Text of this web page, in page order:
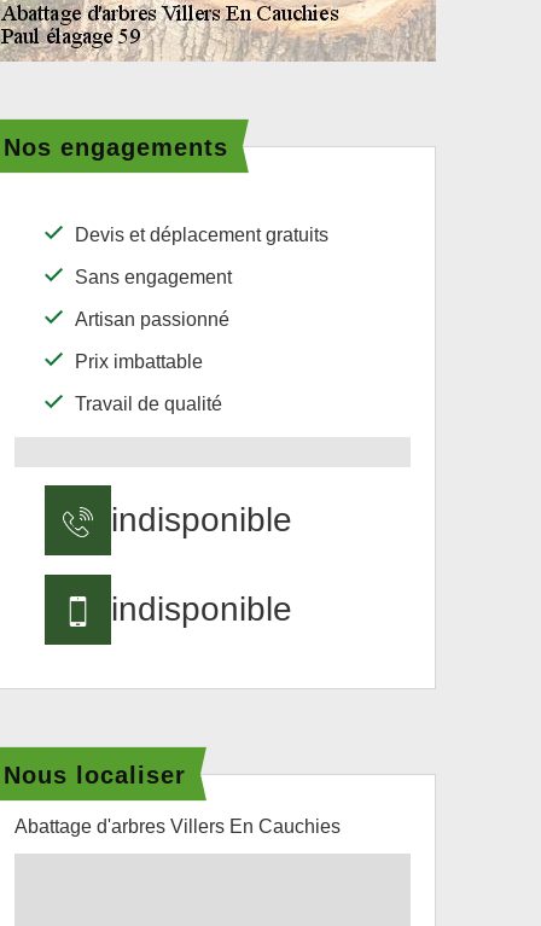
Nos engagements
Devis et déplacement gratuits
Sans engagement
Artisan passionné
Prix imbattable
Travail de qualité
indisponible
indisponible
Nous localiser
Abattage d'arbres Villers En Cauchies